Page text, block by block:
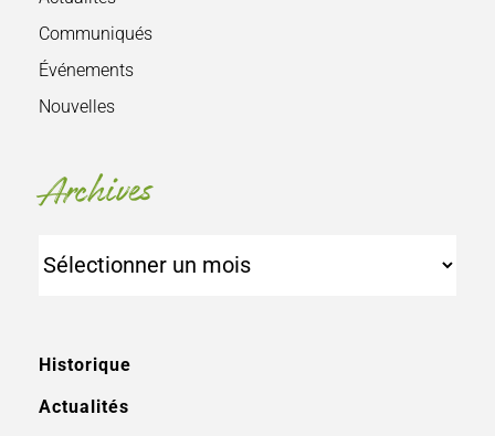
Communiqués
Événements
Nouvelles
Archives
Historique
Actualités